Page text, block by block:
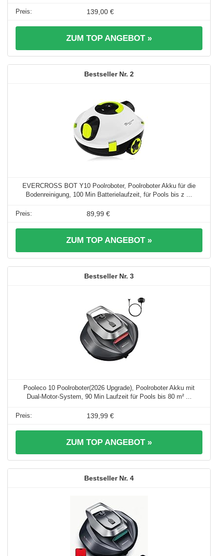
139,00 €
ZUM TOP ANGEBOT »
2
EVERCROSS BOT Y10 Poolroboter, Poolroboter Akku für die
Bodenreinigung, 100 Min Batterielaufzeit, für Pools bis z ...
89,99 €
ZUM TOP ANGEBOT »
3
Pooleco 10 Poolroboter(2026 Upgrade), Poolroboter Akku mit
Dual-Motor-System, 90 Min Laufzeit für Pools bis 80 m² ...
139,99 €
ZUM TOP ANGEBOT »
4